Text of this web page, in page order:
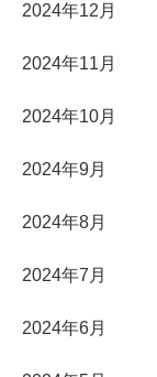
2024年12月
2024年11月
2024年10月
2024年9月
2024年8月
2024年7月
2024年6月